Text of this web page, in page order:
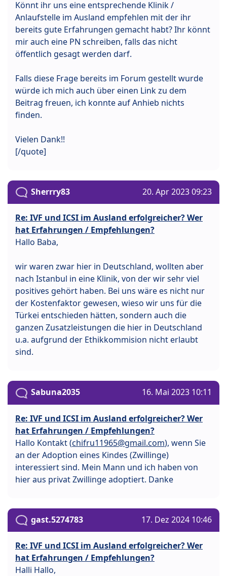
Könnt ihr uns eine entsprechende Klinik /
Anlaufstelle im Ausland empfehlen mit der ihr
bereits gute Erfahrungen gemacht habt? Ihr könnt
mir auch eine PN schreiben, falls das nicht
öffentlich gesagt werden darf.
Falls diese Frage bereits im Forum gestellt wurde
würde ich mich auch über einen Link zu dem
Beitrag freuen, ich konnte auf Anhieb nichts
finden.
Vielen Dank!!
[/quote]
Sherrry83 20. Apr 2023 09:23
Re: IVF und ICSI im Ausland erfolgreicher? Wer
hat Erfahrungen / Empfehlungen?
Hallo Baba,
wir waren zwar hier in Deutschland, wollten aber
nach Istanbul in eine Klinik, von der wir sehr viel
positives gehört haben. Bei uns wäre es nicht nur
der Kostenfaktor gewesen, wieso wir uns für die
Türkei entschieden hätten, sondern auch die
ganzen Zusatzleistungen die hier in Deutschland
u.a. aufgrund der Ethikkommision nicht erlaubt
sind.
Sabuna2035 16. Mai 2023 10:11
Re: IVF und ICSI im Ausland erfolgreicher? Wer
hat Erfahrungen / Empfehlungen?
Hallo Kontakt (chifru11965@gmail.com), wenn Sie
an der Adoption eines Kindes (Zwillinge)
interessiert sind. Mein Mann und ich haben von
hier aus privat Zwillinge adoptiert. Danke
gast.5274783 17. Dez 2024 10:46
Re: IVF und ICSI im Ausland erfolgreicher? Wer
hat Erfahrungen / Empfehlungen?
Halli Hallo,